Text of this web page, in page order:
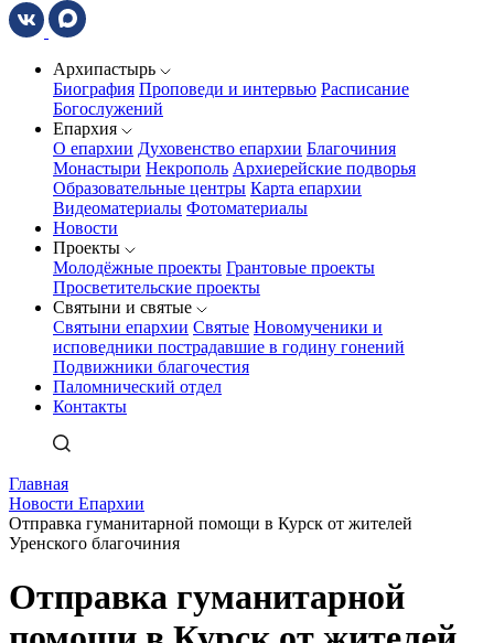
Архипастырь
Биография Проповеди и интервью Расписание
Богослужений
Епархия
О епархии Духовенство епархии Благочиния
Монастыри Некрополь Архиерейские подворья
Образовательные центры Карта епархии
Видеоматериалы Фотоматериалы
Новости
Проекты
Молодёжные проекты Грантовые проекты
Просветительские проекты
Святыни и святые
Святыни епархии Святые Новомученики и
исповедники пострадавшие в годину гонений
Подвижники благочестия
Паломнический отдел
Контакты
Главная
Новости Епархии
Отправка гуманитарной помощи в Курск от жителей
Уренского благочиния
Отправка гуманитарной